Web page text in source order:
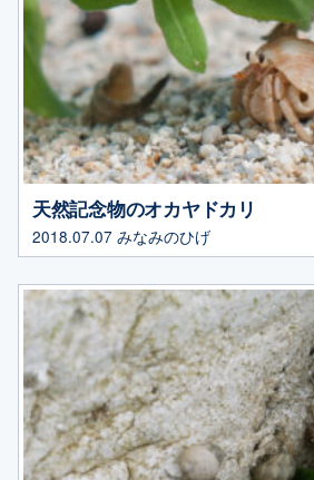
天然記念物のオカヤドカリ
2018.07.07 みなみのひげ